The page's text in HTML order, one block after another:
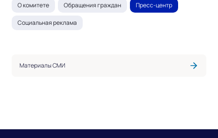
О комитете Обращения граждан Пресс-центр
Социальная реклама
Материалы СМИ